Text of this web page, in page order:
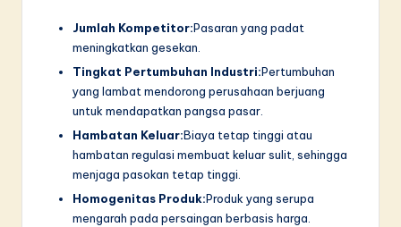
Jumlah Kompetitor:Pasaran yang padat
meningkatkan gesekan.
Tingkat Pertumbuhan Industri:Pertumbuhan
yang lambat mendorong perusahaan berjuang
untuk mendapatkan pangsa pasar.
Hambatan Keluar:Biaya tetap tinggi atau
hambatan regulasi membuat keluar sulit, sehingga
menjaga pasokan tetap tinggi.
Homogenitas Produk:Produk yang serupa
mengarah pada persaingan berbasis harga.